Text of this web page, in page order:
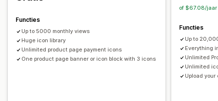
Handmatige positionering
Automatische positionering
Aankondigingsbalk
Winkelwagenpagina
Collectiepagina's Footer Koptekst
Homepage Landingspagina's Productpagina's
Analytics en rapportage
Prestaties volgen
Analytics in real time
Functies
Up to 5000 monthly views
Huge icon library
Unlimited product page payment icons
One product page banner or icon block with 3 icons
of $67.08/jaar
Functies
Up to
Everything
Unlimited
Unlimited
Upload your